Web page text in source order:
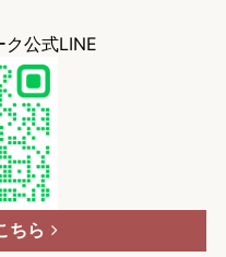
ク公式LINE
ちら